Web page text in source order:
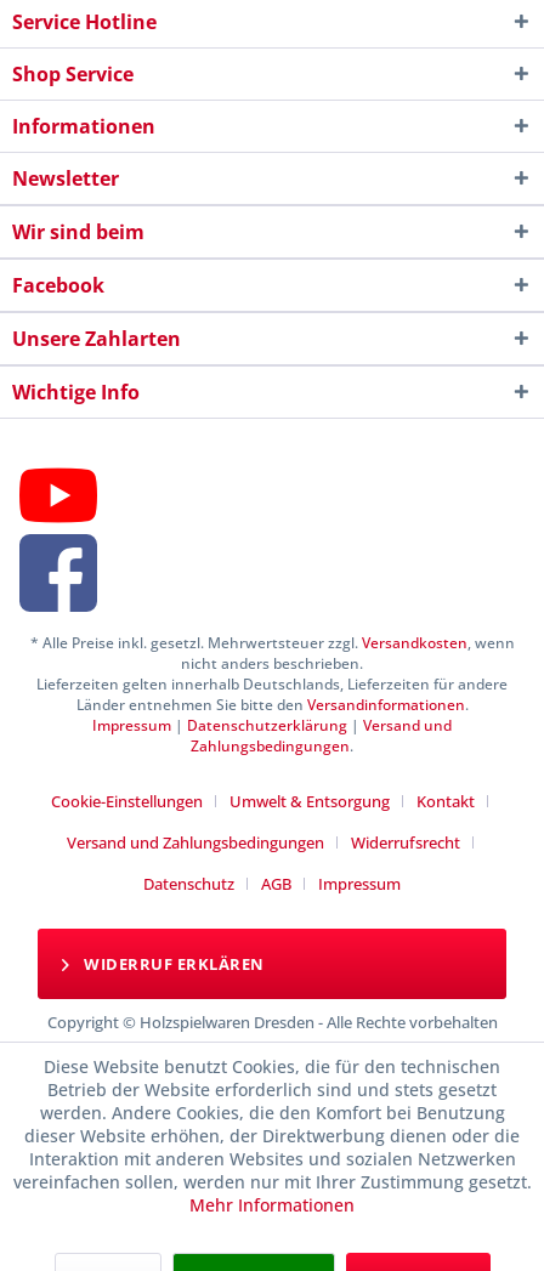
Service Hotline
Shop Service
Informationen
Newsletter
Wir sind beim
Facebook
Unsere Zahlarten
Wichtige Info
* Alle Preise inkl. gesetzl. Mehrwertsteuer zzgl.Versandkosten, wenn
nicht anders beschrieben.
Lieferzeiten gelten innerhalb Deutschlands, Lieferzeiten für andere
Länder entnehmen Sie bitte den Versandinformationen.
Impressum | Datenschutzerklärung | Versand und
Zahlungsbedingungen.
Cookie-Einstellungen Umwelt & Entsorgung
Kontakt
Versand und Zahlungsbedingungen
Widerrufsrecht
Datenschutz
AGB Impressum
WIDERRUF ERKLÄREN
Copyright © Holzspielwaren Dresden - Alle Rechte vorbehalten
Diese Website benutzt Cookies, die für den technischen
Betrieb der Website erforderlich sind und stets gesetzt
werden. Andere Cookies, die den Komfort bei Benutzung
dieser Website erhöhen, der Direktwerbung dienen oder die
Interaktion mit anderen Websites und sozialen Netzwerken
vereinfachen sollen, werden nur mit Ihrer Zustimmung gesetzt.
Mehr Informationen